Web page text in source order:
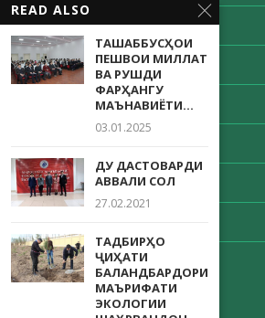
Ноябрь 2020
Октябрь 2020
Сентябрь 2020
Май 2020
Декабрь 203
READ ALSO
ТАШАББУСҲОИ
ПЕШВОИ МИЛЛАТ
ВА РУШДИ
ФАРҲАНГУ
МАЪНАВИЁТИ...
03.01.2025
ДУ ДАСТОВАРДИ
АВВАЛИ СОЛ
27.02.2021
ТАДБИРҲО
ҶИҲАТИ
БАЛАНДБАРДОРИИ
МАЪРИФАТИ
ЭКОЛОГИИ